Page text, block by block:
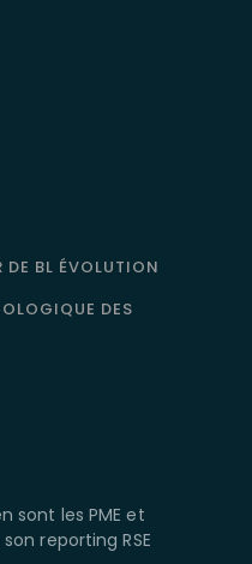
DE BL ÉVOLUTION
DES
sont les PME et
reporting RSE